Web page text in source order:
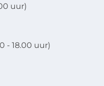
uur)
- 18.00 uur)